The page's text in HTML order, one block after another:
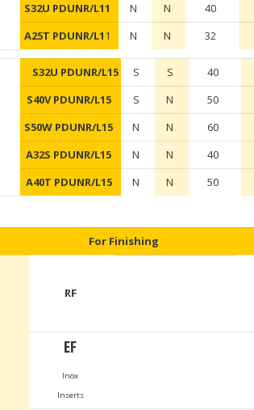
S32U PDUNR/L11
N N 40
A25T PDUNR/L11 N N 32
S32U PDUNR/L15 S S 40
S40V PDUNR/L15 S N 50
S50W PDUNR/L15
N N 60
A32S PDUNR/L15
N N 40
A40T PDUNR/L15
N N 50
For Finishing
RF
EF
Inox
Inserts